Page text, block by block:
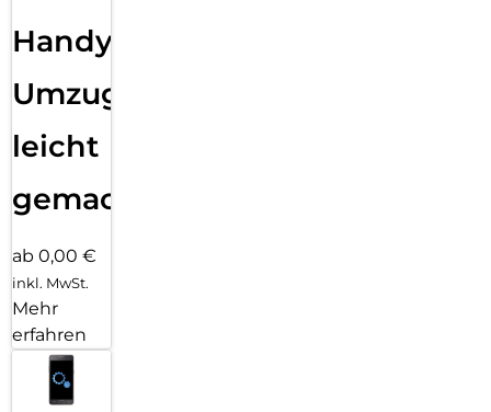
Handy
Umzug
leicht
gemacht!
ab 0,00 €
inkl. MwSt.
Mehr
erfahren